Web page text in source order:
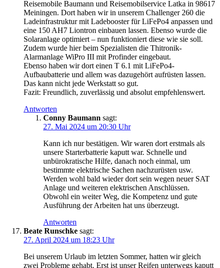
Reisemobile Baumann und Reisemobilservice Latka in 98617
Meiningen. Dort haben wir in unserem Challenger 260 die
Ladeinfrastruktur mit Ladebooster für LiFePo4 anpassen und
eine 150 AH7 Liontron einbauen lassen. Ebenso wurde die
Solaranlage optimiert – nun funktioniert diese wie sie soll.
Zudem wurde hier beim Spezialisten die Thitronik-
Alarmanlage WiPro III mit Profinder eingebaut.
Ebenso haben wir dort einen T 6.1 mit LiFePo4-
Aufbaubatterie und allem was dazugehört aufrüsten lassen.
Das kann nicht jede Werkstatt so gut.
Fazit: Freundlich, zuverlässig und absolut empfehlenswert.
Antworten
Conny Baumann sagt:
27. Mai 2024 um 20:30 Uhr
Kann ich nur bestätigen. Wir waren dort erstmals als
unsere Starterbatterie kaputt war. Schnelle und
unbürokratische Hilfe, danach noch einmal, um
bestimmte elektrische Sachen nachzurüsten usw.
Werden wohl bald wieder dort sein wegen neuer SAT
Anlage und weiteren elektrischen Anschlüssen.
Obwohl ein weiter Weg, die Kompetenz und gute
Ausführung der Arbeiten hat uns überzeugt.
Antworten
Beate Runschke sagt:
27. April 2024 um 18:23 Uhr
Bei unserem Urlaub im letzten Sommer, hatten wir gleich
zwei Probleme gehabt. Erst ist unser Reifen unterwegs kaputt